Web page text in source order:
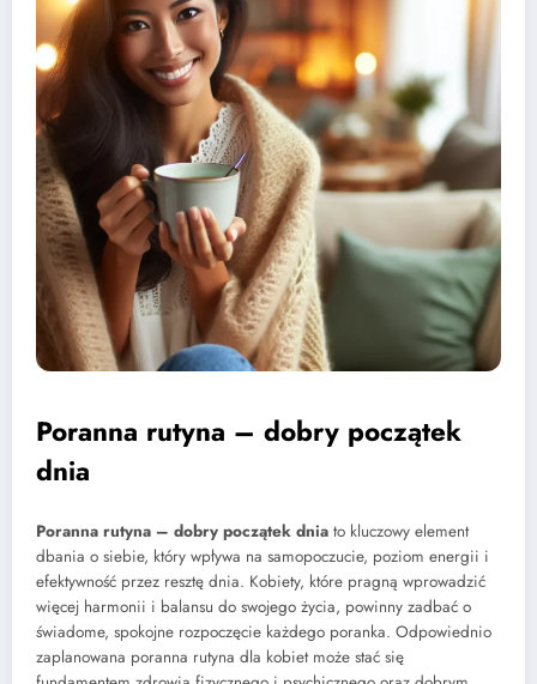
Poranna rutyna – dobry początek
dnia
Poranna rutyna – dobry początek dnia to kluczowy element
dbania o siebie, który wpływa na samopoczucie, poziom energii i
efektywność przez resztę dnia. Kobiety, które pragną wprowadzić
więcej harmonii i balansu do swojego życia, powinny zadbać o
świadome, spokojne rozpoczęcie każdego poranka. Odpowiednio
zaplanowana poranna rutyna dla kobiet może stać się